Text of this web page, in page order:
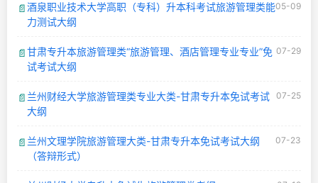
📄酒泉职业技术大学高职（专科）升本科考试旅游管理类能
力测试大纲
05-09
📄甘肃专升本旅游管理类“旅游管理、酒店管理专业专业”免
试考试大纲
07-29
📄 兰州财经大学旅游管理类专业大类-甘肃专升本免试考试
大纲
07-25
📄 兰州文理学院旅游管理大类-甘肃专升本免试考试大纲
（答辩形式）
07-23